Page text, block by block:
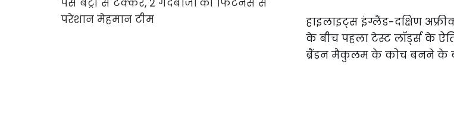
हाइलाइट्स इंग्लैंड-दक्षिण
के बीच पहला टेस्ट लॉर्ड्स के
ब्रैंडन मैकुलम के कोच बनने के